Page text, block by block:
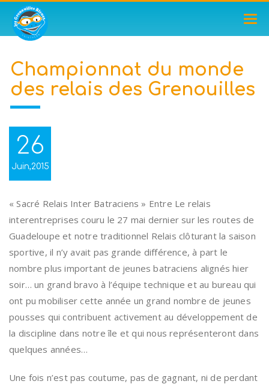
Championnat du monde
des relais des Grenouilles
26
Juin,2015
« Sacré Relais Inter Batraciens » Entre Le relais
interentreprises couru le 27 mai dernier sur les routes de
Guadeloupe et notre traditionnel Relais clôturant la saison
sportive, il n’y avait pas grande différence, à part le
nombre plus important de jeunes batraciens alignés hier
soir… un grand bravo à l’équipe technique et au bureau qui
ont pu mobiliser cette année un grand nombre de jeunes
pousses qui contribuent activement au développement de
la discipline dans notre île et qui nous représenteront dans
quelques années…
Une fois n’est pas coutume, pas de gagnant, ni de perdant